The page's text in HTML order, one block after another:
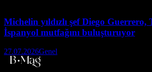
Michelin yıldızlı şef Diego Guerrero,
İspanyol mutfağını buluşturuyor
27.07.2026Genel